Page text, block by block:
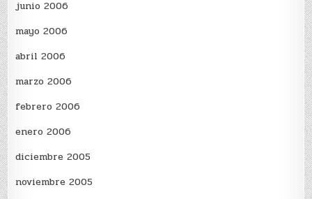
junio 2006
mayo 2006
abril 2006
marzo 2006
febrero 2006
enero 2006
diciembre 2005
noviembre 2005